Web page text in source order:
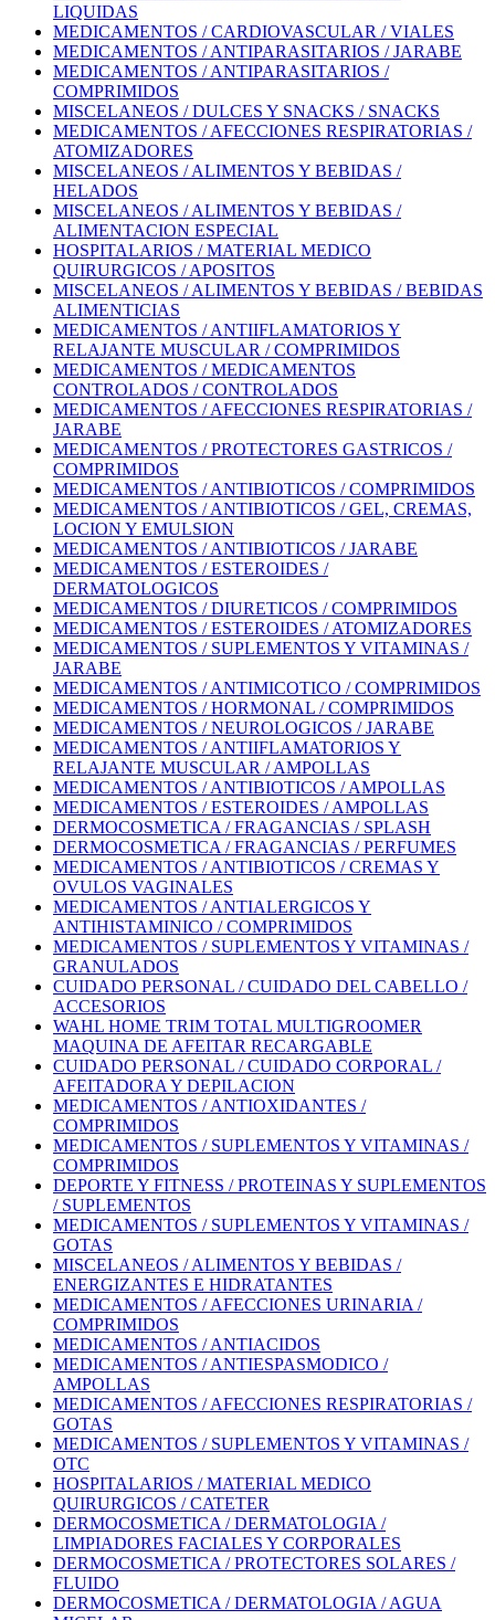
LIQUIDAS
MEDICAMENTOS / CARDIOVASCULAR / VIALES
MEDICAMENTOS / ANTIPARASITARIOS / JARABE
MEDICAMENTOS / ANTIPARASITARIOS /
COMPRIMIDOS
MISCELANEOS / DULCES Y SNACKS / SNACKS
MEDICAMENTOS / AFECCIONES RESPIRATORIAS /
ATOMIZADORES
MISCELANEOS / ALIMENTOS Y BEBIDAS /
HELADOS
MISCELANEOS / ALIMENTOS Y BEBIDAS /
ALIMENTACION ESPECIAL
HOSPITALARIOS / MATERIAL MEDICO
QUIRURGICOS / APOSITOS
MISCELANEOS / ALIMENTOS Y BEBIDAS / BEBIDAS
ALIMENTICIAS
MEDICAMENTOS / ANTIIFLAMATORIOS Y
RELAJANTE MUSCULAR / COMPRIMIDOS
MEDICAMENTOS / MEDICAMENTOS
CONTROLADOS / CONTROLADOS
MEDICAMENTOS / AFECCIONES RESPIRATORIAS /
JARABE
MEDICAMENTOS / PROTECTORES GASTRICOS /
COMPRIMIDOS
MEDICAMENTOS / ANTIBIOTICOS / COMPRIMIDOS
MEDICAMENTOS / ANTIBIOTICOS / GEL, CREMAS,
LOCION Y EMULSION
MEDICAMENTOS / ANTIBIOTICOS / JARABE
MEDICAMENTOS / ESTEROIDES /
DERMATOLOGICOS
MEDICAMENTOS / DIURETICOS / COMPRIMIDOS
MEDICAMENTOS / ESTEROIDES / ATOMIZADORES
MEDICAMENTOS / SUPLEMENTOS Y VITAMINAS /
JARABE
MEDICAMENTOS / ANTIMICOTICO / COMPRIMIDOS
MEDICAMENTOS / HORMONAL / COMPRIMIDOS
MEDICAMENTOS / NEUROLOGICOS / JARABE
MEDICAMENTOS / ANTIIFLAMATORIOS Y
RELAJANTE MUSCULAR / AMPOLLAS
MEDICAMENTOS / ANTIBIOTICOS / AMPOLLAS
MEDICAMENTOS / ESTEROIDES / AMPOLLAS
DERMOCOSMETICA / FRAGANCIAS / SPLASH
DERMOCOSMETICA / FRAGANCIAS / PERFUMES
MEDICAMENTOS / ANTIBIOTICOS / CREMAS Y
OVULOS VAGINALES
MEDICAMENTOS / ANTIALERGICOS Y
ANTIHISTAMINICO / COMPRIMIDOS
MEDICAMENTOS / SUPLEMENTOS Y VITAMINAS /
GRANULADOS
CUIDADO PERSONAL / CUIDADO DEL CABELLO /
ACCESORIOS
WAHL HOME TRIM TOTAL MULTIGROOMER
MAQUINA DE AFEITAR RECARGABLE
CUIDADO PERSONAL / CUIDADO CORPORAL /
AFEITADORA Y DEPILACION
MEDICAMENTOS / ANTIOXIDANTES /
COMPRIMIDOS
MEDICAMENTOS / SUPLEMENTOS Y VITAMINAS /
COMPRIMIDOS
DEPORTE Y FITNESS / PROTEINAS Y SUPLEMENTOS
/ SUPLEMENTOS
MEDICAMENTOS / SUPLEMENTOS Y VITAMINAS /
GOTAS
MISCELANEOS / ALIMENTOS Y BEBIDAS /
ENERGIZANTES E HIDRATANTES
MEDICAMENTOS / AFECCIONES URINARIA /
COMPRIMIDOS
MEDICAMENTOS / ANTIACIDOS
MEDICAMENTOS / ANTIESPASMODICO /
AMPOLLAS
MEDICAMENTOS / AFECCIONES RESPIRATORIAS /
GOTAS
MEDICAMENTOS / SUPLEMENTOS Y VITAMINAS /
OTC
HOSPITALARIOS / MATERIAL MEDICO
QUIRURGICOS / CATETER
DERMOCOSMETICA / DERMATOLOGIA /
LIMPIADORES FACIALES Y CORPORALES
DERMOCOSMETICA / PROTECTORES SOLARES /
FLUIDO
DERMOCOSMETICA / DERMATOLOGIA / AGUA